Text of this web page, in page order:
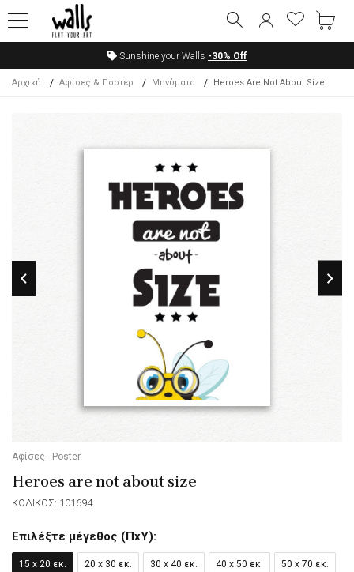
Sunshine your Walls -30% Off
Αρχική Αφίσες & Πόστερ Μηνύματα Heroes Are Not About Size
Αφίσες - Poster
Heroes are not about size
ΚΩΔΙΚΟΣ: 101694
Επιλέξτε μέγεθος (ΠxΥ):
15 x 20 εκ. 20 x 30 εκ. 30 x 40 εκ. 40 x 50 εκ. 50 x 70 εκ.